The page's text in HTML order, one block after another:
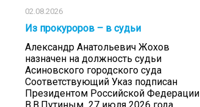
02.08.2026
Из прокуроров – в судьи
Александр Анатольевич Жохов
назначен на должность судьи
Асиновского городского суда
Соответствующий Указ подписан
Президентом Российской Федерации
В.В.Путиным 27 июля 2026 года.